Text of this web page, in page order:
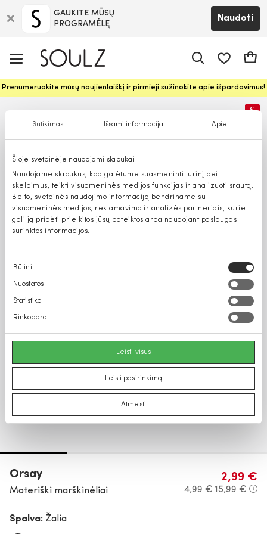
Sutikimas Išsami informacija Apie
Šioje svetainėje naudojami slapukai
Naudojame slapukus, kad galėtume suasmeninti turinį bei
skelbimus, teikti visuomeninės medijos funkcijas ir analizuoti srautą.
Be to, svetainės naudojimo informaciją bendriname su
visuomeninės medijos, reklamavimo ir analizės partneriais, kurie
gali ją pridėti prie kitos jūsų pateiktos arba naudojant paslaugas
surinktos informacijos.
Sutikimo
pasirinkimas
Būtini
Nuostatos
Statistika
Rinkodara
Leisti visus
Leisti pasirinkimą
Atmesti
GAUKITE MŪSŲ
PROGRAMĖLĘ
Naudoti
Prenumeruokite mūsų naujienlaiškį ir pirmieji sužinokite apie išpardavimus!
%
Orsay
Moteriški marškinėliai
2,99 €
4,99 €15,99 €
Spalva: Žalia